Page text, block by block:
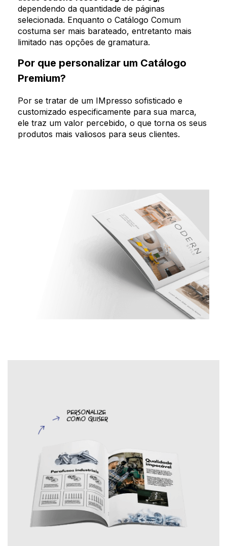
dependendo da quantidade de páginas
selecionada. Enquanto o Catálogo Comum
costuma ser mais barateado, entretanto mais
limitado nas opções de gramatura.
Por que personalizar um Catálogo
Premium?
Por se tratar de um IMpresso sofisticado e
customizado especificamente para sua marca,
ele traz um valor percebido, o que torna os seus
produtos mais valiosos para seus clientes.